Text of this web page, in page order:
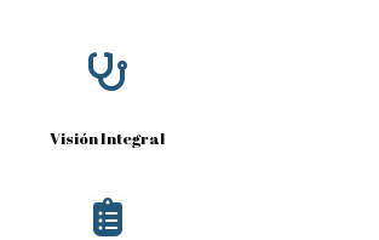

Visión Integral
